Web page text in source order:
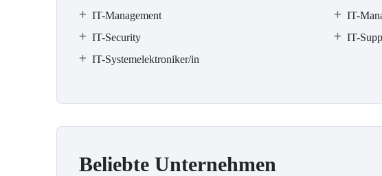
IT-Management
IT-
IT-Security
IT-
IT-Systemelektroniker/in
Beliebte Unternehmen